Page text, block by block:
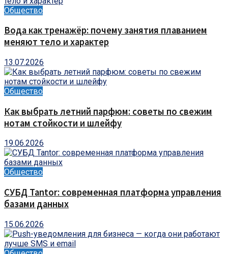
Общество
Вода как тренажёр: почему занятия плаванием
меняют тело и характер
13.07.2026
Общество
Как выбрать летний парфюм: советы по свежим
нотам стойкости и шлейфу
19.06.2026
Общество
СУБД Tantor: современная платформа управления
базами данных
15.06.2026